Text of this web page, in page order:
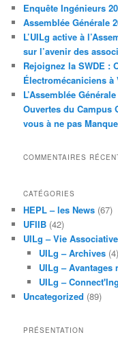
Enquête Ingénieurs
Assemblée Générale
L’UILg active à
sur l’avenir des
Rejoignez la SWDE :
Électromécaniciens à
L’Assemblée
Ouvertes du Campus
vous à ne pas
COMMENTAIRES
CATÉGORIES
HEPL – les News (67)
UFIIB (42)
UILg – Vie Associative
UILg – Archives(4)
UILg – Avantages
UILg – Connect'Ing
Uncategorized (89)
PRÉSENTATION